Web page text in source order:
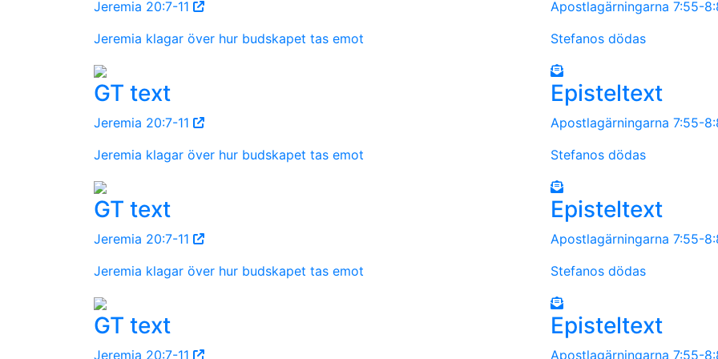
Jeremia 20:7-11
Jeremia klagar över hur budskapet tas emot
GT text
Jeremia 20:7-11
Jeremia klagar över hur budskapet tas emot
GT text
Jeremia 20:7-11
Jeremia klagar över hur budskapet tas emot
GT text
Jeremia 20:7-11
Apostlagärningarna 7:55-
Stefanos dödas
Episteltext
Apostlagärningarna 7:55-
Stefanos dödas
Episteltext
Apostlagärningarna 7:55-
Stefanos dödas
Episteltext
Apostlagärningarna 7:55-